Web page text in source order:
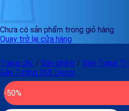
Chưa có sản phẩm trong giỏ hàng.
Quay trở lại cửa hàng
Trang chủ / Sản phẩm / Đèn Trang Trí
Gắn Tường 355 Decor
-50%